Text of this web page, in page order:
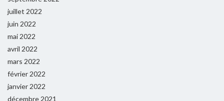
juillet 2022
juin 2022
mai 2022
avril 2022
mars 2022
février 2022
janvier 2022
décembre 2021